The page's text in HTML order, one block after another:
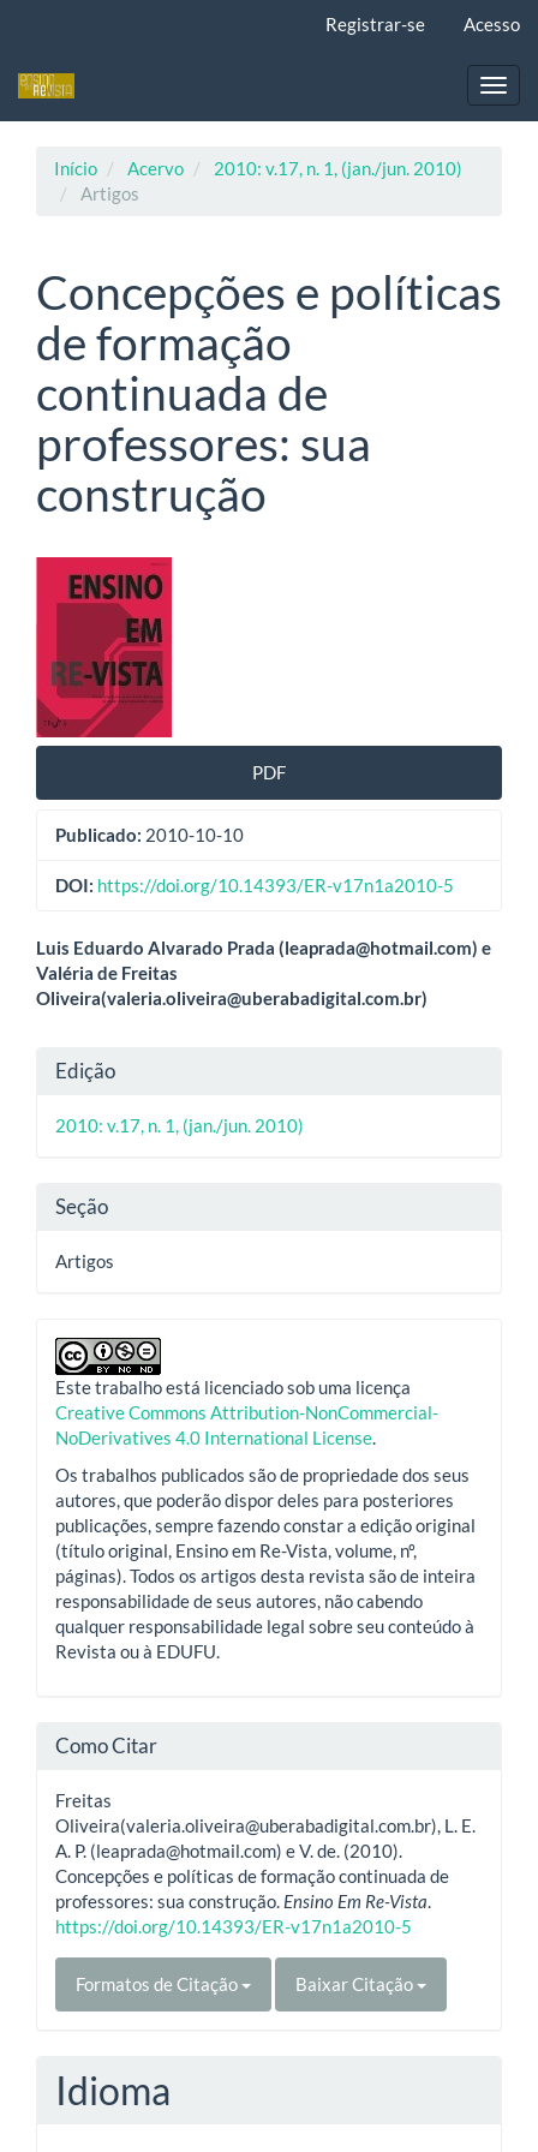
principal
Registrar-se Acesso
Início Acervo
2010: v.17, n. 1, (jan./jun. 2010)
Artigos
Concepções e políticas
de formação
continuada de
professores: sua
construção
Barra
lateral
de
artigos
PDF
Publicado: 2010-10-10
DOI: https://doi.org/10.14393/ER-v17n1a2010-5
Conteúdo
do
principal
Luis Eduardo Alvarado Prada (leaprada@hotmail.com) e
Valéria de Freitas
Oliveira(valeria.oliveira@uberabadigital.com.br)
Detalhes
do
Edição
2010: v.17, n. 1, (jan./jun. 2010)
Seção
Artigos
Este trabalho está licenciado sob uma licença
Creative Commons Attribution-NonCommercial-
NoDerivatives 4.0 International License
Os trabalhos publicados são de propriedade dos seus
autores, que poderão dispor deles para posteriores
publicações, sempre fazendo constar a edição original
(título original, Ensino em Re-Vista, volume, nº,
páginas). Todos os artigos desta revista são de inteira
responsabilidade de seus autores, não cabendo
qualquer responsabilidade legal sobre seu conteúdo à
Revista ou à EDUFU.
Como Citar
Freitas
Oliveira(valeria.oliveira@uberabadigital.com.br), L. E.
A. P. (leaprada@hotmail.com) e V. de. (2010).
Concepções e políticas de formação continuada de
professores: sua construção. Ensino Em Re-Vista
https://doi.org/10.14393/ER-v17n1a2010-5
Formatos de Citação Baixar Citação
Idioma